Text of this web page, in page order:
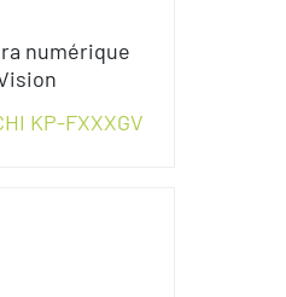
numérique
KP-FXXXGV